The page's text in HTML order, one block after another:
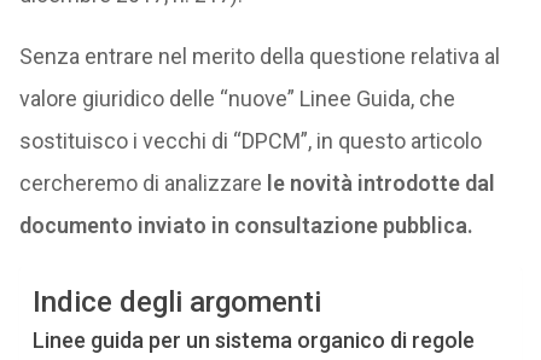
Senza entrare nel merito della questione relativa al
valore giuridico delle “nuove” Linee Guida, che
sostituisco i vecchi di “DPCM”, in questo articolo
cercheremo di analizzare le novità introdotte dal
documento inviato in consultazione pubblica.
Indice degli argomenti
Linee guida per un sistema organico di regole